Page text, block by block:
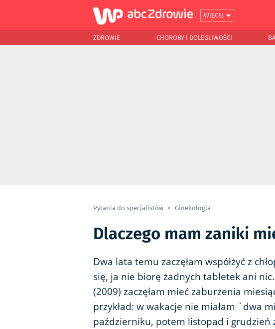
WIĘCEJ
ZDROWIE CHOROBY I DOLEGLIWOŚCI
Pytania do specjalistów Ginekologia
Dlaczego mam zaniki
Dwa lata temu zaczęłam współżyć z
się, ja nie biorę żadnych tabletek ani
(2009) zaczęłam mieć zaburzenia
przykład: w wakacje nie miałam ´dwa
październiku, potem listopad i grudzień